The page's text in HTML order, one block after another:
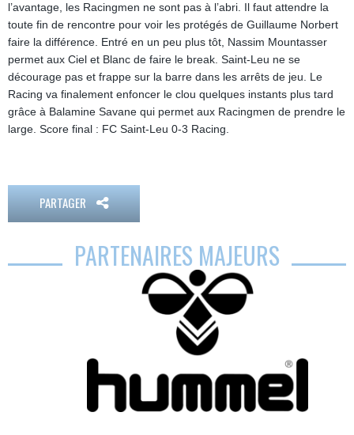
l’avantage, les Racingmen ne sont pas à l’abri. Il faut attendre la
toute fin de rencontre pour voir les protégés de Guillaume Norbert
faire la différence. Entré en un peu plus tôt, Nassim Mountasser
permet aux Ciel et Blanc de faire le break. Saint-Leu ne se
décourage pas et frappe sur la barre dans les arrêts de jeu. Le
Racing va finalement enfoncer le clou quelques instants plus tard
grâce à Balamine Savane qui permet aux Racingmen de prendre le
large. Score final : FC Saint-Leu 0-3 Racing.
PARTAGER
PARTENAIRES MAJEURS